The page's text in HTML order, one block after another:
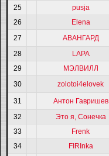
25
pusja
26
Elena
27
АВАНГАРД
28
LAPA
29
МЭЛВИЛЛ
30
zolotoi4elovek
31
Антон Гавришев
32
Это я, Сонечка
33
Frenk
34
FIRInka